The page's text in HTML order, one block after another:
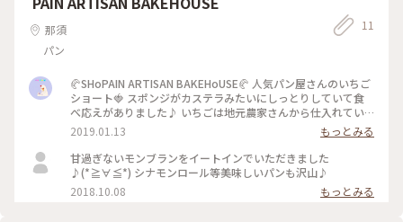
那須
パン
11
🥐SHoPAIN ARTISAN BAKEHoUSE🥐 人気パン屋さんのいちご
ショート🍓 スポンジがカステラみたいにしっとりしていて食
べ応えがありました♪ いちごは地元農家さんから仕入れてい
るようです👨‍🌾 今回はテイクアウトしておうちカフェ☕️ 店内
でも頂けますよ。 コーヒーのテイクアウトもOK！ チーズケー
キ、キャロットケーキ、ドーナツやスコーンなど🍩もありま
す。 パンも種類豊富で、とても美味しいんです♡ 夕方になる
と品数が減ってしまうので午前中に行くのがおススメです☺︎
駐車場完備です🚗 むしろ駅からは遠い。。 #わたしの街 #手み
2019.01.13
もっとみる
甘過ぎないモンブランをイートインでいただきました
♪(*≧∀≦*) シナモンロール等美味しいパンも沢山♪
2018.10.08
もっとみる